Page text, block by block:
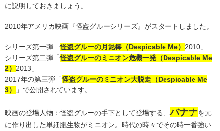
に説明しておきましょう。
2010年アメリカ映画『怪盗グルーシリーズ』がスタートしました。
シリーズ第一弾「怪盗グルーの月泥棒（Despicable Me） 2010」
シリーズ第二弾「怪盗グルーのミニオン危機一発（Despicable Me
2） 2013」
2017年の第三弾「怪盗グルーのミニオン大脱走（Despicable Me
3）
」で公開されています。
映画の登場人物：怪盗グルーの手下として登場する、バナナを元
に作り出した単細胞生物がミニオン。時代の時々でその時一番強い